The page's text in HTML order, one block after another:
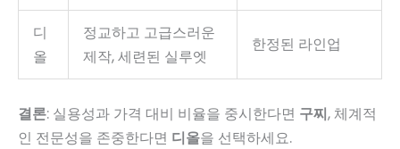
디
올
정교하고 고급스러운
제작, 세련된 실루엣
한정된 라인업
결론: 실용성과 가격 대비 비율을 중시한다면 구찌, 체계적
인 전문성을 존중한다면 디올을 선택하세요.